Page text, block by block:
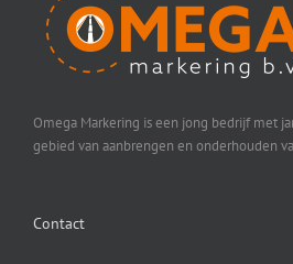
Omega Markering is een jong bedrijf met
gebied van aanbrengen en onderhouden
Contact